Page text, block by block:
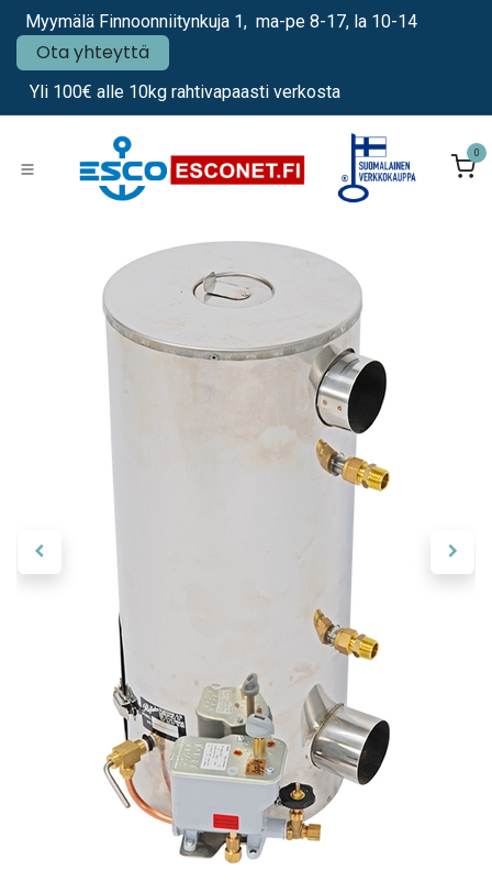
Siirry sisältöön
Myymälä Finnoonniitynkuja 1, ma-pe 8-17, la 10-14
Ota yhteyttä
Yli 100€ alle 10kg rahtivapaasti verkosta
0